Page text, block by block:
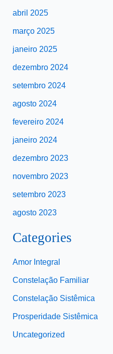
abril 2025
março 2025
janeiro 2025
dezembro 2024
setembro 2024
agosto 2024
fevereiro 2024
janeiro 2024
dezembro 2023
novembro 2023
setembro 2023
agosto 2023
Categories
Amor Integral
Constelação Familiar
Constelação Sistêmica
Prosperidade Sistêmica
Uncategorized